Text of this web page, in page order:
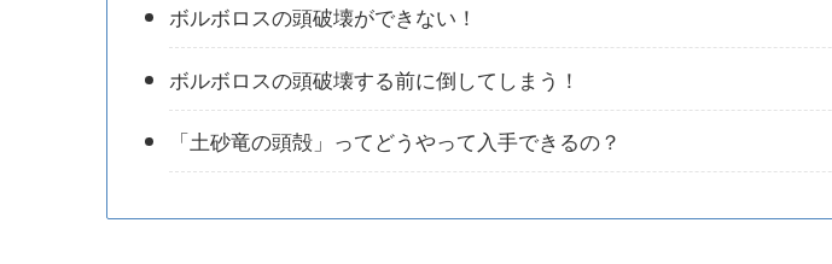
ボルボロスの頭破壊ができない！
ボルボロスの頭破壊する前に倒してしまう！
「土砂竜の頭殻」ってどうやって入手できるの？